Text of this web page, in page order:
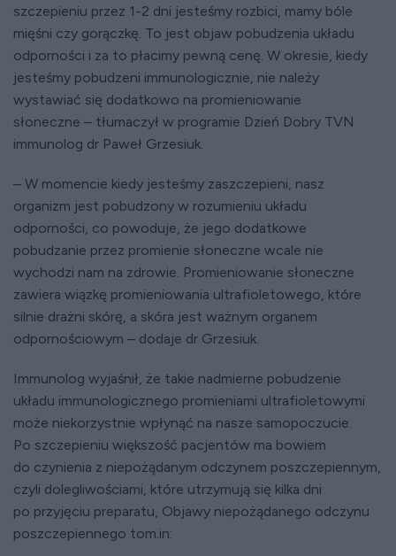
szczepieniu przez 1-2 dni jesteśmy rozbici, mamy bóle
mięśni czy gorączkę. To jest objaw pobudzenia układu
odporności i za to płacimy pewną cenę. W okresie, kiedy
jesteśmy pobudzeni immunologicznie, nie należy
wystawiać się dodatkowo na promieniowanie
słoneczne – tłumaczył w programie Dzień Dobry TVN
immunolog dr Paweł Grzesiuk.
– W momencie kiedy jesteśmy zaszczepieni, nasz
organizm jest pobudzony w rozumieniu układu
odporności, co powoduje, że jego dodatkowe
pobudzanie przez promienie słoneczne wcale nie
wychodzi nam na zdrowie. Promieniowanie słoneczne
zawiera wiązkę promieniowania ultrafioletowego, które
silnie drażni skórę, a skóra jest ważnym organem
odpornościowym – dodaje dr Grzesiuk.
Immunolog wyjaśnił, że takie nadmierne pobudzenie
układu immunologicznego promieniami ultrafioletowymi
może niekorzystnie wpłynąć na nasze samopoczucie.
Po szczepieniu większość pacjentów ma bowiem
do czynienia z niepożądanym odczynem poszczepiennym,
czyli dolegliwościami, które utrzymują się kilka dni
po przyjęciu preparatu, Objawy niepożądanego odczynu
poszczepiennego tom.in: